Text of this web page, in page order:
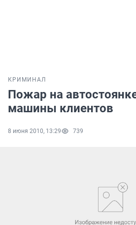
КРИМИНАЛ
Пожар на
машины клиентов
8 июня 2010, 13:29 739